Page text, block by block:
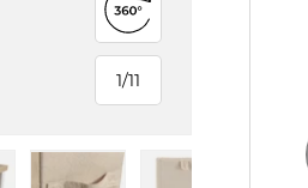
1/
von
11
360°-Ansicht öffnen